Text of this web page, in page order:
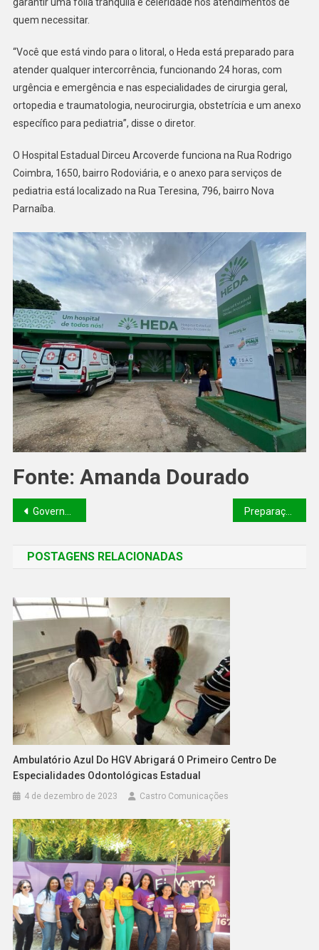
quem necessitar.
“Você que está vindo para o litoral, o Heda está preparado para
atender qualquer intercorrência, funcionando 24 horas, com
urgência e emergência e nas especialidades de cirurgia geral,
ortopedia e traumatologia, neurocirurgia, obstetrícia e um anexo
específico para pediatria”, disse o diretor.
O Hospital Estadual Dirceu Arcoverde funciona na Rua Rodrigo
Coimbra, 1650, bairro Rodoviária, e o anexo para serviços de
pediatria está localizado na Rua Teresina, 796, bairro Nova
Parnaíba.
Fonte: Amanda Dourado
Governador entrega secretaria de turismo para Daniel Oliveira atual secretário do meio ambiente Preparação para Enem reúne mais de 200 estudantes da rede estadual nas cidades de Teresina, Barro Duro e Altos
POSTAGENS RELACIONADAS
Ambulatório Azul Do HGV Abrigará O Primeiro Centro De
Especialidades Odontológicas Estadual
4 de dezembro de 2023 Castro Comunicações